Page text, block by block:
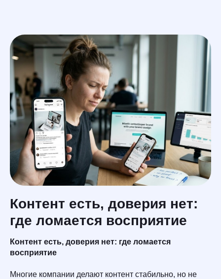
Контент есть, доверия нет:
где ломается восприятие
Контент есть, доверия нет: где ломается
восприятие
Многие компании делают контент стабильно, но не